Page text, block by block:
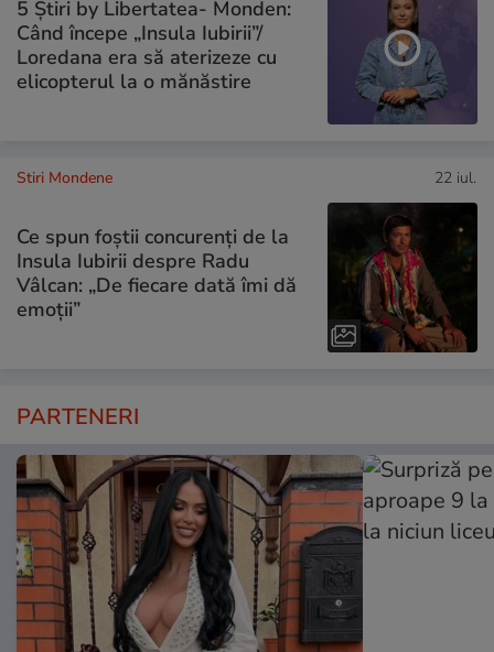
5 Știri by Libertatea- Monden:
Când începe „Insula Iubirii”/
Loredana era să aterizeze cu
elicopterul la o mănăstire
Stiri Mondene 22 iul.
Ce spun foștii concurenți de la
Insula Iubirii despre Radu
Vâlcan: „De fiecare dată îmi dă
emoții”
PARTENERI